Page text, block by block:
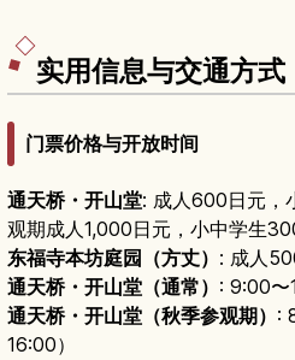
实用信息与交通方式
门票价格与开放时间
通天桥・开山堂: 成人600日元，
观期成人1,000日元，小中学生
东福寺本坊庭园（方丈） : 成人
通天桥・开山堂（通常） : 9:00〜
通天桥・开山堂（秋季参观期） :
16:00）